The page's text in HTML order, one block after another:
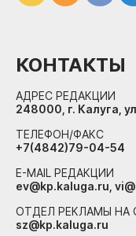
КОНТАКТЫ
АДРЕС РЕДАКЦИИ
248000, г. Калуга,
ТЕЛЕФОН/ФАКС
+7(4842)79-04-54
E-MAIL РЕДАКЦИИ
ev@kp.kaluga.ru,
ОТДЕЛ РЕКЛАМЫ НА
sz@kp.kaluga.ru